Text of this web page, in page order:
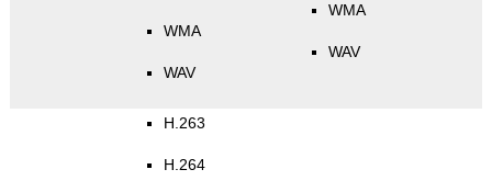
WMA
WAV
WMA
WAV
H.263
H.264